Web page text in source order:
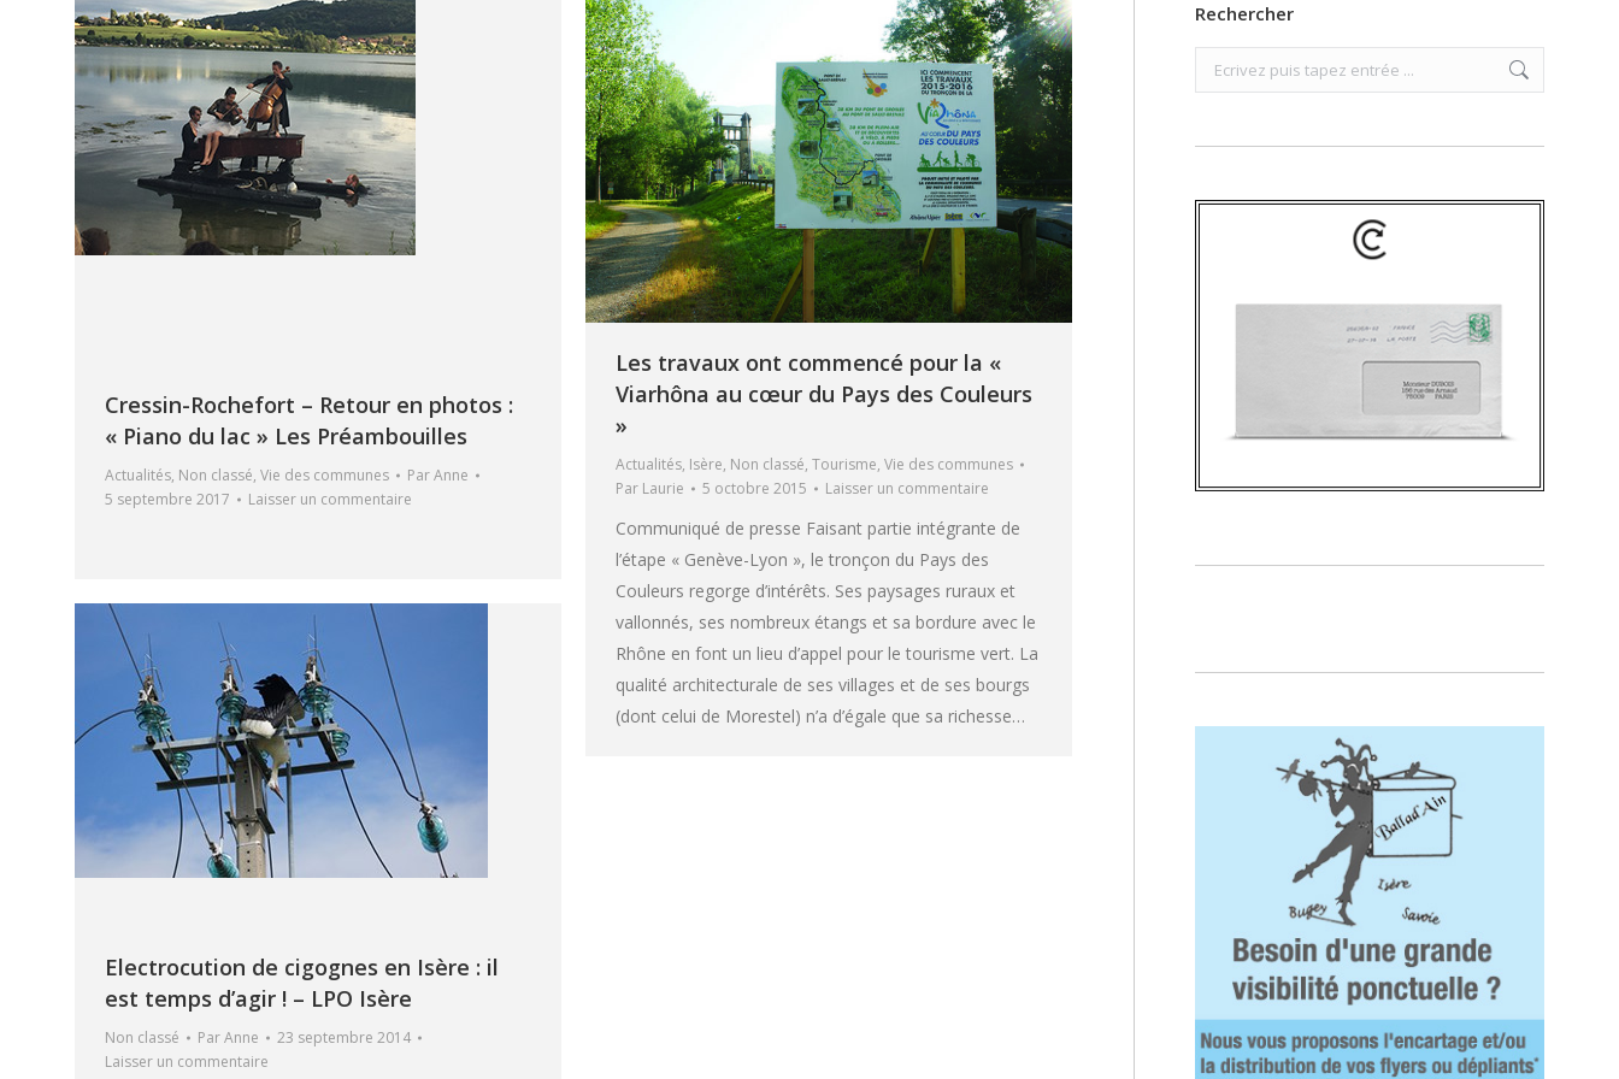
Cressin-Rochefort – Retour en photos :
« Piano du lac » Les Préambouilles
Actualités, Non classé, Vie des communes ParAnne
5 septembre 2017
Laisser un commentaire
Les travaux ont commencé pour la «
Viarhôna au cœur du Pays des Couleurs
»
Actualités, Isère, Non classé, Tourisme, Vie des communes
Par Laurie 5 octobre 2015 Laisser un commentaire
Communiqué de presse Faisant partie intégrante de
l’étape « Genève-Lyon », le tronçon du Pays des
Couleurs regorge d’intérêts. Ses paysages ruraux et
vallonnés, ses nombreux étangs et sa bordure avec le
Rhône en font un lieu d’appel pour le tourisme vert. La
qualité architecturale de ses villages et de ses bourgs
(dont celui de Morestel) n’a d’égale que sa richesse…
Electrocution de cigognes en Isère : il
est temps d’agir ! – LPO Isère
Non classé ParAnne
23 septembre 2014
Laisser un commentaire
Rechercher
Search: